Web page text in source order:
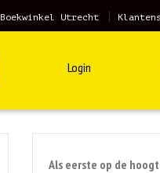
Boekwinkel Utrecht
Login
Als eerste op de